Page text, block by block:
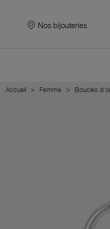
Nos bijouteries
Accueil Femme Boucles